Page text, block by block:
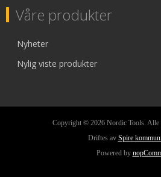
Våre produkter
Nyheter
Nylig viste produkter
Copyright © 2026 Nordic Tools. Alle
Driftes av Spire
Powered by